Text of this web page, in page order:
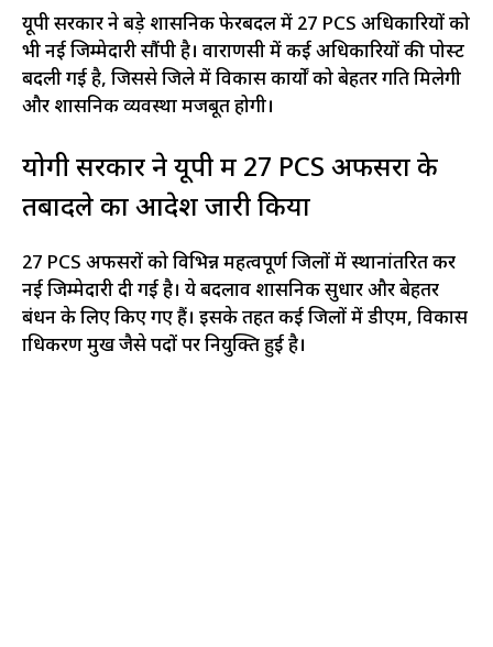
यूपी सरकार ने बड़े प्रशासनिक फेरबदल में 27 PCS अधिकारियों को
भी नई जिम्मेदारी सौंपी है। वाराणसी में कई अधिकारियों की पोस्ट
बदली गई है, जिससे जिले में विकास कार्यों को बेहतर गति मिलेगी
और प्रशासनिक व्यवस्था मजबूत होगी।
योगी सरकार ने यूपी में 27 PCS अफसरों के
तबादले का आदेश जारी किया
27 PCS अफसरों को विभिन्न महत्वपूर्ण जिलों में स्थानांतरित कर
नई जिम्मेदारी दी गई है। ये बदलाव प्रशासनिक सुधार और बेहतर
प्रबंधन के लिए किए गए हैं। इसके तहत कई जिलों में डीएम, विकास
प्राधिकरण प्रमुख जैसे पदों पर नियुक्ति हुई है।